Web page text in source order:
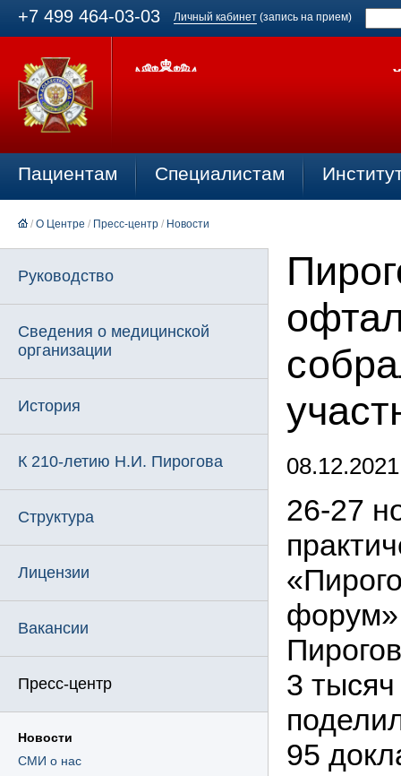
+7 499 464-03-03 Личный кабинет (запись на прием)
Пациентам Специалистам
/ О Центре / Пресс-центр / Новости
Руководство
Сведения о медицинской
организации
История
К 210-летию Н.И. Пирогова
Структура
Лицензии
Вакансии
Пресс-центр
Новости
СМИ о нас
08.12.2021
26-27
3
95